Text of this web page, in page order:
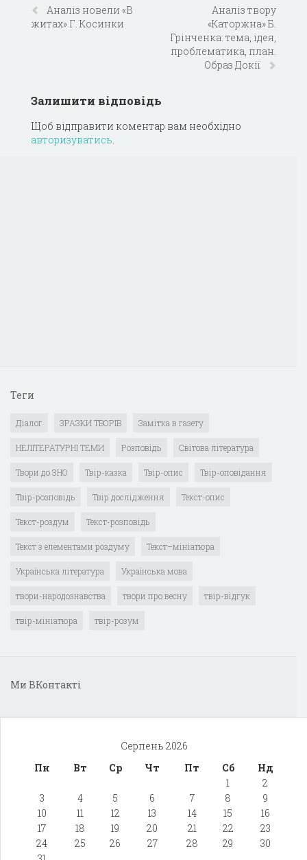
Аналіз новели «В
житах» Г. Косинки
Аналіз твору
«Каторжна» Б.
Грінченка: тема, ідея,
проблематика, план.
Образ Докії
Залишити відповідь
Щоб відправити коментар вам необхідно
авторизуватись.
Теги
Діалог ЗРАЗКИ ТВОРІВ Замітка в газету
НЕЛІТЕРАТУРНІ ТЕМИ Розповідь Світова література
Твори до ЗНО Твір-казка Твір-опис Твір-оповідання
Твір-розповідь Твір дослідження Текст-опис
Текст-роздум Текст-розповідь
Текст з елементами роздуму Текст–мініатюра
Українська література Українська мова
твори-народознавства твори про весну твір-відгук
твір-мініатюра твір-розум
Ми ВКонтакті
Серпень 2026
Пн
Вт Ср Чт Пт Сб
Нд
1
2
3
4 5 6 7 8
9
10
11 12 13 14 15
16
17
18 19 20 21 22
23
24
25 26 27 28 29
30